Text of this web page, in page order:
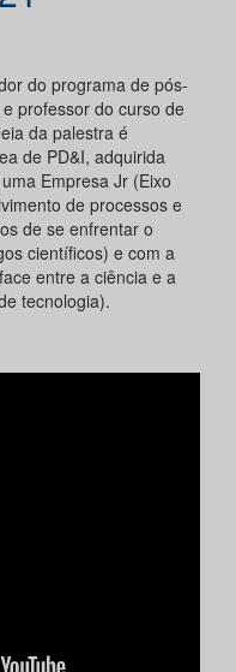
do programa de pós-
professor do curso de
da palestra é
de PD&I, adquirida
Empresa Jr (Eixo
de processos e
de se enfrentar o
científicos) e com a
entre a ciência e a
tecnologia).